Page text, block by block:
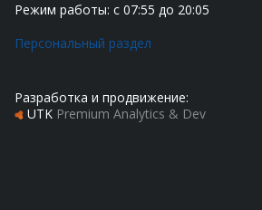
Режим работы: с 07:55 до 20:05
Персональный раздел
Разработка и продвижение:
UTK Premium Analytics & Dev